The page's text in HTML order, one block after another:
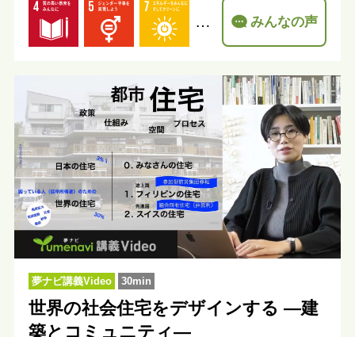
… みんなの声
夢ナビ講義Video 30min
世界の社会住宅をデザインする ―建
築とコミュニティ―